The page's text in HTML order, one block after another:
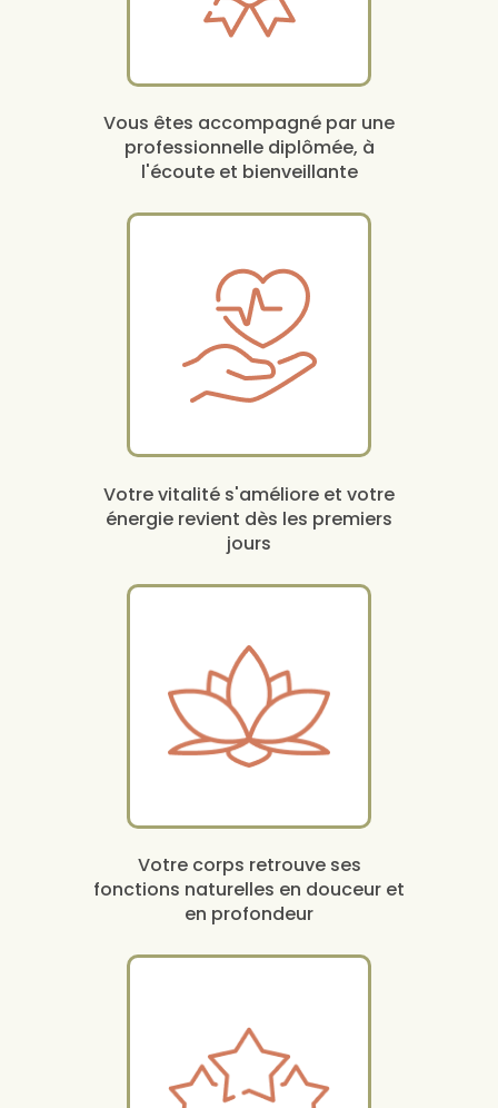
Vous êtes accompagné par une
professionnelle diplômée, à
l'écoute et bienveillante
Votre vitalité s'améliore et votre
énergie revient dès les premiers
jours
Votre corps retrouve ses
fonctions naturelles en douceur et
en profondeur